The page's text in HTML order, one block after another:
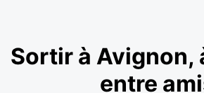
Sortir à Avignon,
entre